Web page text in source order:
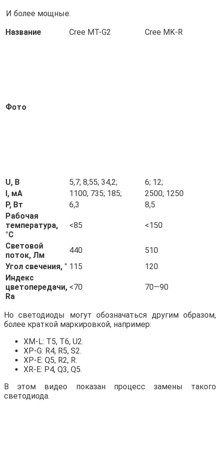
И более мощные.
Название
Cree MT-G2 Сree MK-R
Фото
U, В 5,7; 8,55; 34,2;
6; 12;
I, мА
1100; 735; 185;
2500; 1250
P, Вт
6,3
8,5
Рабочая
температура,
°C
<85 <150
Световой
поток, Лм
440
510
Угол свечения, ° 115
120
Индекс
цветопередачи,
Ra
<70 70—90
Но светодиоды могут обозначаться другим образом,
более краткой маркировкой, например:
XM-L: T5, T6, U2.
XP-G: R4, R5, S2.
XP-E: Q5, R2, R.
XR-E: P4, Q3, Q5.
В этом видео показан процесс замены такого
светодиода.